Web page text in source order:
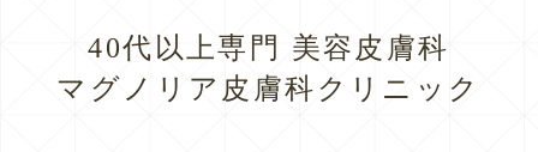
40代以上専門 美容皮膚科
マグノリア皮膚科クリニック